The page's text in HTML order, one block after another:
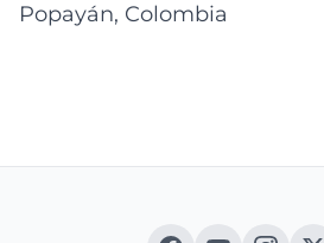
Popayán, Colombia